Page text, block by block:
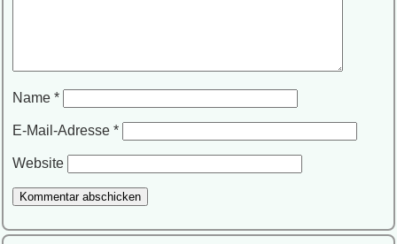
Name *
E-Mail-Adresse *
Website